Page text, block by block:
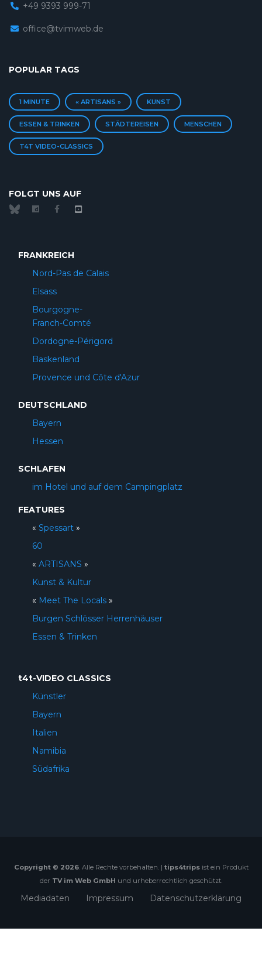
+49 9393 999-71
office@tvimweb.de
POPULAR TAGS
1 MINUTE « ARTISANS » KUNST
ESSEN & TRINKEN STÄDTEREISEN MENSCHEN
T4T VIDEO-CLASSICS
FOLGT UNS AUF
FRANKREICH
Nord-Pas de Calais
Elsass
Bourgogne-
Franch-Comté
Dordogne-Périgord
Baskenland
Provence und Côte d'Azur
DEUTSCHLAND
Bayern
Hessen
SCHLAFEN
im Hotel und auf dem Campingplatz
FEATURES
« Spessart »
60
« ARTISANS »
Kunst & Kultur
« Meet The Locals »
Burgen Schlösser Herrenhäuser
Essen & Trinken
t4t-VIDEO CLASSICS
Künstler
Bayern
Italien
Namibia
Südafrika
Copyright © 2026. Alle Rechte vorbehalten. | tips4tripsist ein Produkt
der TV im Web GmbH und urheberrechtlich geschützt.
Mediadaten Impressum Datenschutzerklärung